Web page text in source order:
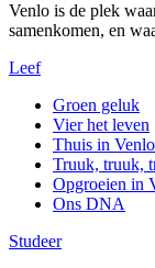
Venlo is de plek
samenkomen, en
Leef
Groen geluk
Vier het leven
Thuis in Venlo
Truuk, truuk,
Opgroeien in
Ons DNA
Studeer